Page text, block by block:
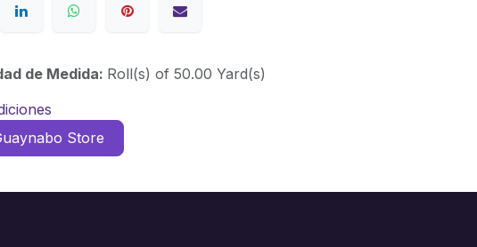
de Medida: Roll(s) of 50.00 Yard(s)
Store